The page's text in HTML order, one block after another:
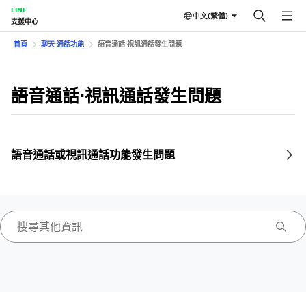
LINE
支援中心
中文(繁體)
首頁 聊天⋅通話功能 語音通話⋅視訊通話發生問題
語音通話⋅視訊通話發生問題
語音通話或視訊通話功能發生問題